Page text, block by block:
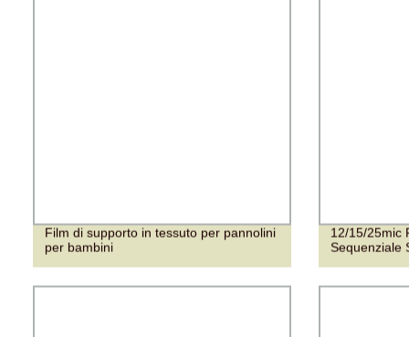
Film di supporto in tessuto per pannolini
per bambini
12/15/25mic
Sequenziale